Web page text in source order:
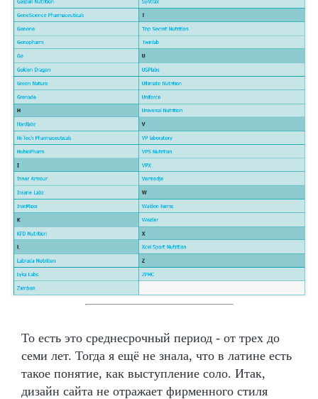
То есть это среднесрочный период - от трех до
семи лет. Тогда я ещё не знала, что в латине есть
такое понятие, как выступление соло. Итак,
дизайн сайта не отражает фирменного стиля